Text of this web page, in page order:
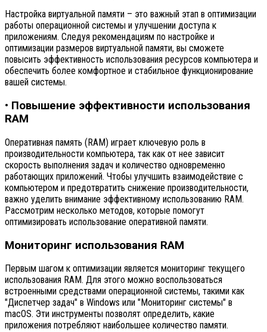
Настройка виртуальной памяти – это важный этап в оптимизации
работы операционной системы и улучшении доступа к
приложениям. Следуя рекомендациям по настройке и
оптимизации размеров виртуальной памяти, вы сможете
повысить эффективность использования ресурсов компьютера и
обеспечить более комфортное и стабильное функционирование
вашей системы.
• Повышение эффективности использования
RAM
Оперативная память (RAM) играет ключевую роль в
производительности компьютера, так как от нее зависит
скорость выполнения задач и количество одновременно
работающих приложений. Чтобы улучшить взаимодействие с
компьютером и предотвратить снижение производительности,
важно уделить внимание эффективному использованию RAM.
Рассмотрим несколько методов, которые помогут
оптимизировать использование оперативной памяти.
Мониторинг использования RAM
Первым шагом к оптимизации является мониторинг текущего
использования RAM. Для этого можно воспользоваться
встроенными средствами операционной системы, такими как
"Диспетчер задач" в Windows или "Мониторинг системы" в
macOS. Эти инструменты позволят определить, какие
приложения потребляют наибольшее количество памяти.